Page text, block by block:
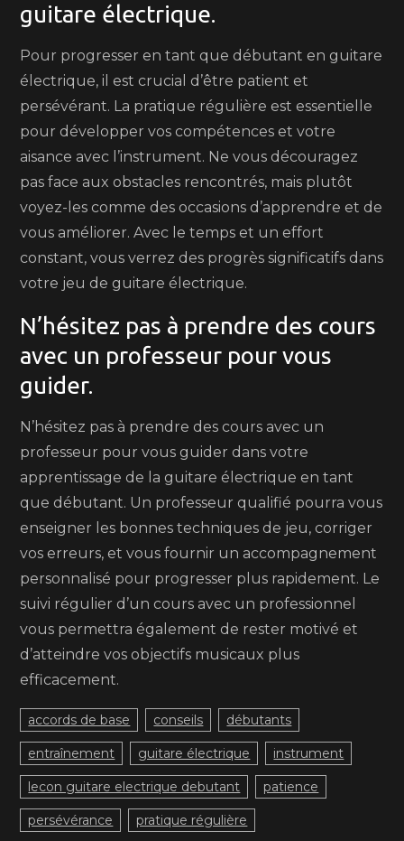
guitare électrique.
Pour progresser en tant que débutant en guitare
électrique, il est crucial d’être patient et
persévérant. La pratique régulière est essentielle
pour développer vos compétences et votre
aisance avec l’instrument. Ne vous découragez
pas face aux obstacles rencontrés, mais plutôt
voyez-les comme des occasions d’apprendre et de
vous améliorer. Avec le temps et un effort
constant, vous verrez des progrès significatifs dans
votre jeu de guitare électrique.
N’hésitez pas à prendre des cours
avec un professeur pour vous
guider.
N’hésitez pas à prendre des cours avec un
professeur pour vous guider dans votre
apprentissage de la guitare électrique en tant
que débutant. Un professeur qualifié pourra vous
enseigner les bonnes techniques de jeu, corriger
vos erreurs, et vous fournir un accompagnement
personnalisé pour progresser plus rapidement. Le
suivi régulier d’un cours avec un professionnel
vous permettra également de rester motivé et
d’atteindre vos objectifs musicaux plus
efficacement.
accords de base conseils débutants
entraînement guitare électrique instrument
lecon guitare electrique debutant patience
persévérance pratique régulière